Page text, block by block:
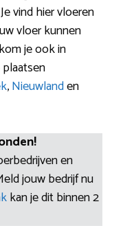
vind hier vloeren
vloer kunnen
je ook in
,Nieuwlanden
en
jouw bedrijf nu
kan je dit binnen 2